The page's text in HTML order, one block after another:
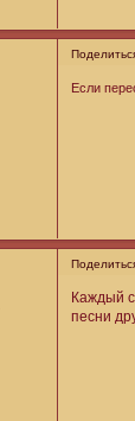
Если
Каждый
песни